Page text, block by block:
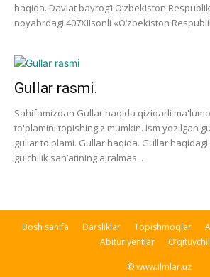
haqida. Davlat bayrog‘i O‘zbekiston
noyabrdagi 407­XII­sonli «O‘zbekiston
Gullar rasmi.
Sahifamizdan Gullar haqida qiziqarli
to'plamini topishingiz mumkin. Ism yozilgan
gullar to'plami. Gullar haqida. Gullar
gulchilik san’atining ajralmas...
Bosh sahifa Darsliklar Topishmoqlar
Abituriyentlar
© www.ilmlar.uz